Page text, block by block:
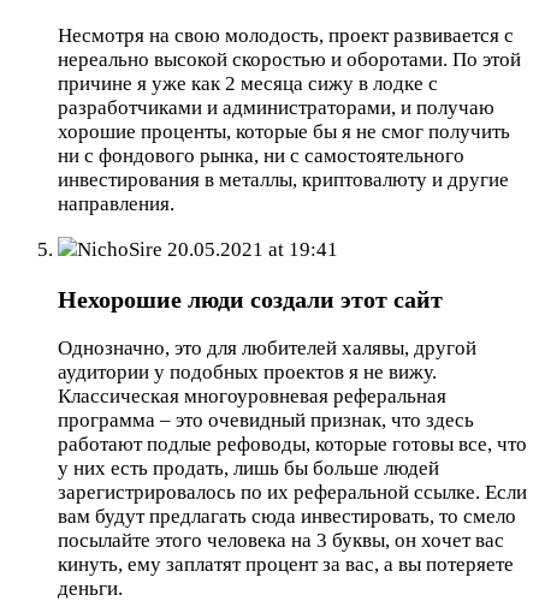
Несмотря на свою молодость, проект развивается с
нереально высокой скоростью и оборотами. По этой
причине я уже как 2 месяца сижу в лодке с
разработчиками и администраторами, и получаю
хорошие проценты, которые бы я не смог получить
ни с фондового рынка, ни с самостоятельного
инвестирования в металлы, криптовалюту и другие
направления.
NichoSire 20.05.2021 at 19:41
Нехорошие люди создали этот сайт
Однозначно, это для любителей халявы, другой
аудитории у подобных проектов я не вижу.
Классическая многоуровневая реферальная
программа – это очевидный признак, что здесь
работают подлые рефоводы, которые готовы все, что
у них есть продать, лишь бы больше людей
зарегистрировалось по их реферальной ссылке. Если
вам будут предлагать сюда инвестировать, то смело
посылайте этого человека на 3 буквы, он хочет вас
кинуть, ему заплатят процент за вас, а вы потеряете
деньги.